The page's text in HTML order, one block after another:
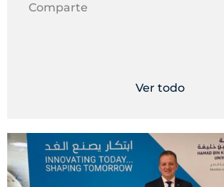
Comparte
Ver todo